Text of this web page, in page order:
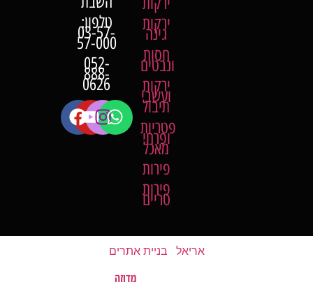
טלפון:
03-57-
57-000
052-
888-
0626
ירקות
גינה
חסות
ונבטים
ירקות
ועשבי
תיבול
פטריות
ופרחי
מאכל
פירות
פירות
טריים
אריאל בניית אתרים
האתר נבנה על ידימדוזה